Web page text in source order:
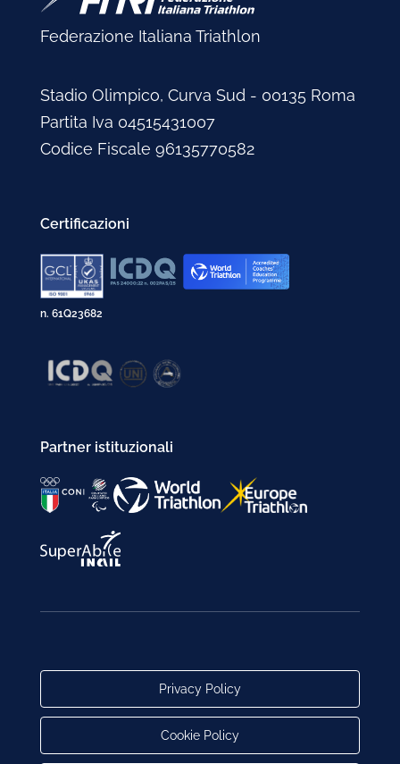
Federazione Italiana Triathlon
Stadio Olimpico, Curva Sud - 00135 Roma
Partita Iva 04515431007
Codice Fiscale 96135770582
Certificazioni
n. 61Q23682
Partner istituzionali
Privacy Policy
Cookie Policy